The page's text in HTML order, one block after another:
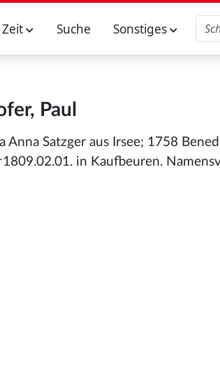
Zeit Suche Sonstiges
Paul
Satzger aus Irsee; 1758
in Kaufbeuren.